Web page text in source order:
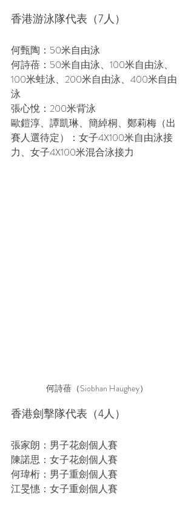
香港游泳隊代表（7人）
何甄陶：50米自由泳
何詩蓓：50米自由泳、100米自由泳、
100米蛙泳、200米自由泳、400米自由
泳
張心悅：200米背泳
歐鎧淳、譚凱琳、簡綽桐、鄭莉梅（出
賽人選待定）：女子4X100米自由泳接
力、女子4X100米混合泳接力
何詩蓓（Siobhan Haughey）
香港劍擊隊代表（4人）
張家朗：男子花劍個人賽
陳諾思：女子花劍個人賽
何瑋桁：男子重劍個人賽
江旻憓：女子重劍個人賽